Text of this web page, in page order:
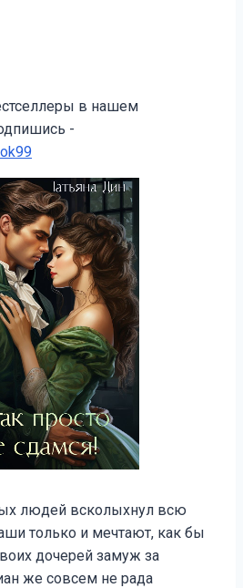
в нашем
-
людей всколыхнул всю
только и мечтают, как бы
дочерей замуж за
же совсем не рада